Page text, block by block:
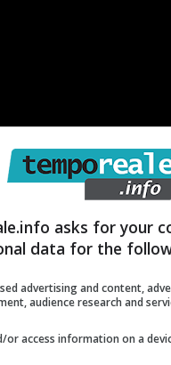
a quelle care
Abitudini che,
di scandire le
maniera meno
asks for your
data for the
advertising and content,
audience research and
or access information on a